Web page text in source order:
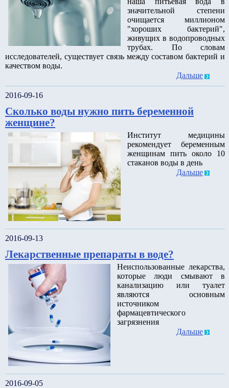
значительной степени
очищается миллионом
"хороших бактерий",
живущих в водопроводных
трубах. По словам
исследователей, существует связь между составом бактерий и
качеством воды.
Дальше
2016-09-16
Сколько воды нужно пить беременной
женщине?
Институт медицины
рекомендует беременным
женщинам пить около 10
стаканов воды в день
Дальше
2016-09-13
Лекарственные препараты в воде?
Неиспользованные лекарства,
которые люди смывают в
канализацию или туалет
являются основным
источником
фармацевтического
загрязнения
Дальше
2016-09-05